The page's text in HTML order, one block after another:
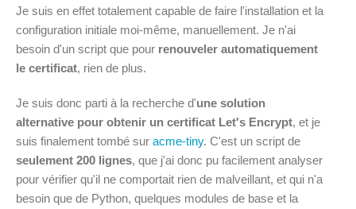
Je suis en effet totalement capable de faire l'installation et la
configuration initiale moi-même, manuellement. Je n'ai
besoin d'un script que pour renouveler automatiquement
le certificat, rien de plus.
Je suis donc parti à la recherche d'une solution
alternative pour obtenir un certificat Let's Encrypt, et je
suis finalement tombé sur acme-tiny. C'est un script de
seulement 200 lignes, que j'ai donc pu facilement analyser
pour vérifier qu'il ne comportait rien de malveillant, et qui n'a
besoin que de Python, quelques modules de base et la